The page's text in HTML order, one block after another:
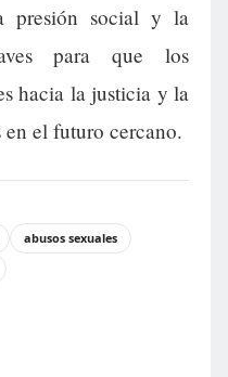
presión social y la
para que los
hacia la justicia y la
el futuro cercano.
abusos sexuales